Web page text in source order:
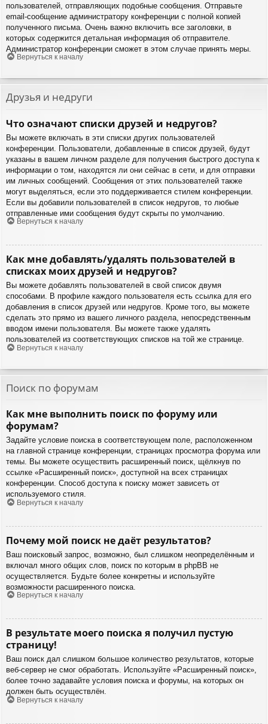
пользователей, отправляющих подобные сообщения. Отправьте
email-сообщение администратору конференции с полной копией
полученного письма. Очень важно включить все заголовки, в
которых содержится детальная информация об отправителе.
Администратор конференции сможет в этом случае принять меры.
Вернуться к началу
Друзья и недруги
Что означают списки друзей и недругов?
Вы можете включать в эти списки других пользователей
конференции. Пользователи, добавленные в список друзей, будут
указаны в вашем личном разделе для получения быстрого доступа к
информации о том, находятся ли они сейчас в сети, и для отправки
им личных сообщений. Сообщения от этих пользователей также
могут выделяться, если это поддерживается стилем конференции.
Если вы добавили пользователей в список недругов, то любые
отправленные ими сообщения будут скрыты по умолчанию.
Вернуться к началу
Как мне добавлять/удалять пользователей в
списках моих друзей и недругов?
Вы можете добавлять пользователей в свой список двумя
способами. В профиле каждого пользователя есть ссылка для его
добавления в список друзей или недругов. Кроме того, вы можете
сделать это прямо из вашего личного раздела, непосредственным
вводом имени пользователя. Вы можете также удалять
пользователей из соответствующих списков на той же странице.
Вернуться к началу
Поиск по форумам
Как мне выполнить поиск по форуму или
форумам?
Задайте условие поиска в соответствующем поле, расположенном
на главной странице конференции, страницах просмотра форума или
темы. Вы можете осуществить расширенный поиск, щёлкнув по
ссылке «Расширенный поиск», доступной на всех страницах
конференции. Способ доступа к поиску может зависеть от
используемого стиля.
Вернуться к началу
Почему мой поиск не даёт результатов?
Ваш поисковый запрос, возможно, был слишком неопределённым и
включал много общих слов, поиск по которым в phpBB не
осуществляется. Будьте более конкретны и используйте
возможности расширенного поиска.
Вернуться к началу
В результате моего поиска я получил пустую
страницу!
Ваш поиск дал слишком большое количество результатов, которые
веб-сервер не смог обработать. Используйте «Расширенный поиск»,
более точно задавайте условия поиска и форумы, на которых он
должен быть осуществлён.
Вернуться к началу